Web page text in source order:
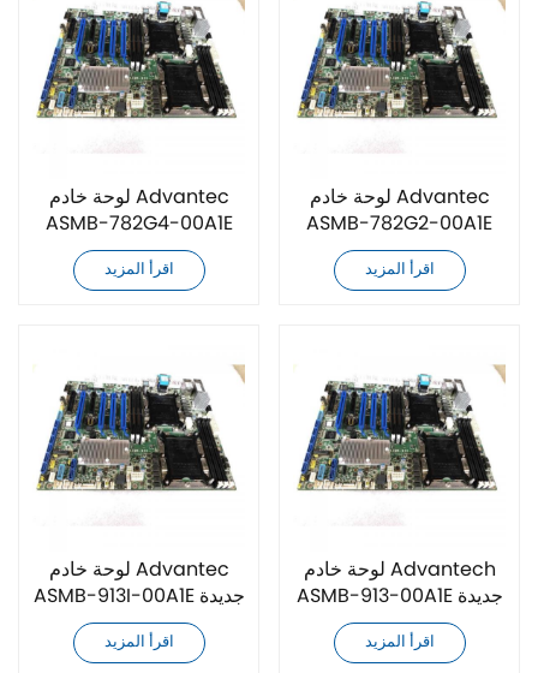
لوحة خادم Advantec
ASMB-782G4-00A1E
جديدة كليًا
اقرأ المزيد
لوحة خادم Advantec
ASMB-782G2-00A1E
جديدة كليًا
اقرأ المزيد
لوحة خادم Advantec
ASMB-913I-00A1E جديدة
كليًا
اقرأ المزيد
لوحة خادم Advantech
ASMB-913-00A1E جديدة
كليًا
اقرأ المزيد